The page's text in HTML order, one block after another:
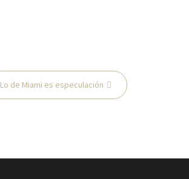
Lo de Miami es especulación